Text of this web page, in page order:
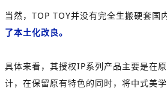
当然，TOP TOY并没有完全生搬硬套国
了本土化改良。
具体来看，其授权IP系列产品主要是在
计，在保留原有特色的同时，将中式美